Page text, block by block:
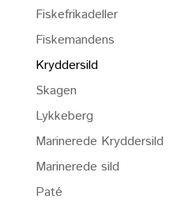
Fiskefrikadeller
Fiskemandens
Kryddersild
Skagen
Lykkeberg
Marinerede Kryddersild
Marinerede sild
Paté